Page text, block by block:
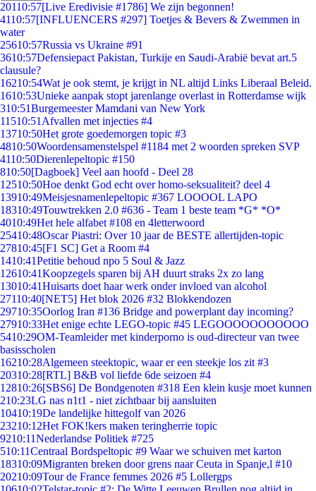
20110:57[Live Eredivisie #1786] We zijn begonnen!
4110:57[INFLUENCERS #297] Toetjes & Bevers & Zwemmen in
water
25610:57Russia vs Ukraine #91
3610:57Defensiepact Pakistan, Turkije en Saudi-Arabië bevat art.5
clausule?
16210:54Wat je ook stemt, je krijgt in NL altijd Links Liberaal Beleid.
1610:53Unieke aanpak stopt jarenlange overlast in Rotterdamse wijk
310:51Burgemeester Mamdani van New York
11510:51 Afvallen met injecties #4
13710:50Het grote goedemorgen topic #3
4810:50Woordensamenstelspel #1184 met 2 woorden spreken SVP
4110:50Dierenlepeltopic #150
810:50[Dagboek] Veel aan hoofd - Deel 28
12510:50Hoe denkt God echt over homo-seksualiteit? deel 4
13910:49Meisjesnamenlepeltopic #367 LOOOOL LAPO
18310:49Touwtrekken 2.0 #636 - Team 1 beste team *G* *O*
4010:49Het hele alfabet #108 en 4letterwoord
25410:48Oscar Piastri: Over 10 jaar de BESTE allertijden-topic
27810:45[F1 SC] Get a Room #4
1410:41Petitie behoud npo 5 Soul & Jazz
12610:41Koopzegels sparen bij AH duurt straks 2x zo lang
13010:41Huisarts doet haar werk onder invloed van alcohol
27110:40[NET5] Het blok 2026 #32 Blokkendozen
29710:35Oorlog Iran #136 Bridge and powerplant day incoming?
27910:33Het enige echte LEGO-topic #45 LEGOOOOOOOOOOO
5410:29OM-Teamleider met kinderporno is oud-directeur van twee
basisscholen
16210:28Algemeen steektopic, waar er een steekje los zit #3
20310:28[RTL] B&B vol liefde 6de seizoen #4
12810:26[SBS6] De Bondgenoten #318 Een klein kusje moet kunnen
210:23LG nas n1t1 - niet zichtbaar bij aansluiten
10410:19De landelijke hittegolf van 2026
23210:12Het FOK!kers maken teringherrie topic
9210:11Nederlandse Politiek #725
510:11Centraal Bordspeltopic #9 Waar we schuiven met karton
18310:09Migranten breken door grens naar Ceuta in Spanje,l #10
20210:09Tour de France femmes 2026 #5 Lollergps